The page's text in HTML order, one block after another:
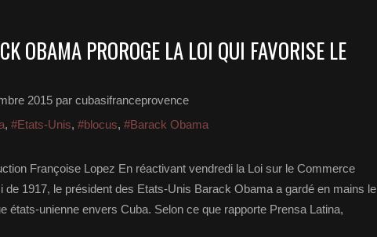
OBAMA PROROGE LA LOI QUI FAVORISE LE
2015 par cubasifranceprovence
, #Etats-Unis, #blocus, #Barack Obama
Françoise Lopez En réactivant vendredi la Loi sur le Commerce
de 1917, le président des Etats-Unis Barack Obama a gardé en mains le
états-unienne envers Cuba. Selon ce que rapporte Prensa Latina,